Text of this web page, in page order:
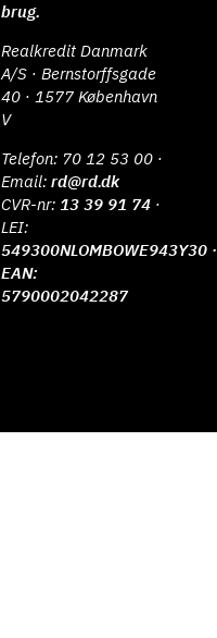
brug.
Realkredit Danmark
A/S · Bernstorffsgade
40 · 1577 København
V
Telefon: 70 12 53 00 ·
Email:rd@rd.dk
CVR-nr: 13 39 91 74 ·
LEI:
549300NLOMBOWE943Y30 ·
EAN:
5790002042287